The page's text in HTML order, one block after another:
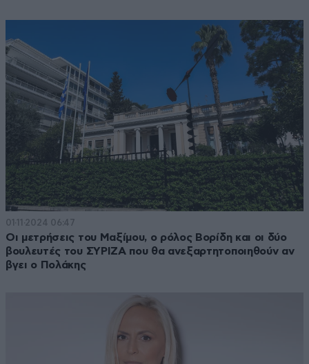
01·11·2024 06:47
Οι μετρήσεις του Μαξίμου, ο ρόλος Βορίδη και οι δύο
βουλευτές του ΣΥΡΙΖΑ που θα ανεξαρτητοποιηθούν αν
βγει ο Πολάκης